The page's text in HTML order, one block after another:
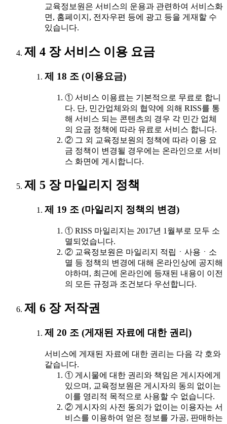
교육정보원은 서비스의 운용과 관련하여 서비스화
면, 홈페이지, 전자우편 등에 광고 등을 게재할 수
있습니다.
제 4 장 서비스 이용 요금
제 18 조 (이용요금)
① 서비스 이용료는 기본적으로 무료로 합니
다. 단, 민간업체와의 협약에 의해 RISS를 통
해 서비스 되는 콘텐츠의 경우 각 민간 업체
의 요금 정책에 따라 유료로 서비스 합니다.
② 그 외 교육정보원의 정책에 따라 이용 요
금 정책이 변경될 경우에는 온라인으로 서비
스 화면에 게시합니다.
제 5 장 마일리지 정책
제 19 조 (마일리지 정책의 변경)
① RISS 마일리지는 2017년 1월부로 모두 소
멸되었습니다.
② 교육정보원은 마일리지 적립ㆍ사용ㆍ소
멸 등 정책의 변경에 대해 온라인상에 공지해
야하며, 최근에 온라인에 등재된 내용이 이전
의 모든 규정과 조건보다 우선합니다.
제 6 장 저작권
제 20 조 (게재된 자료에 대한 권리)
서비스에 게재된 자료에 대한 권리는 다음 각 호와
같습니다.
① 게시물에 대한 권리와 책임은 게시자에게
있으며, 교육정보원은 게시자의 동의 없이는
이를 영리적 목적으로 사용할 수 없습니다.
② 게시자의 사전 동의가 없이는 이용자는 서
비스를 이용하여 얻은 정보를 가공, 판매하는